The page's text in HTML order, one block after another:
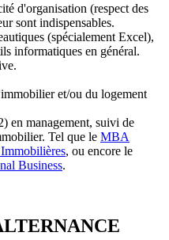
d'organisation (respect des
sont indispensables.
(spécialement Excel),
informatiques en général.
et/ou du logement
en management, suivi de
Tel que le MBA
, ou encore le
Business.